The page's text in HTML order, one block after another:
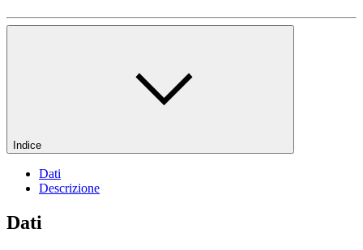
Indice
Dati
Descrizione
Dati